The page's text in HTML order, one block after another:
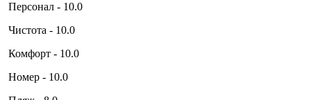
Персонал - 10.0
Чистота - 10.0
Комфорт - 10.0
Номер - 10.0